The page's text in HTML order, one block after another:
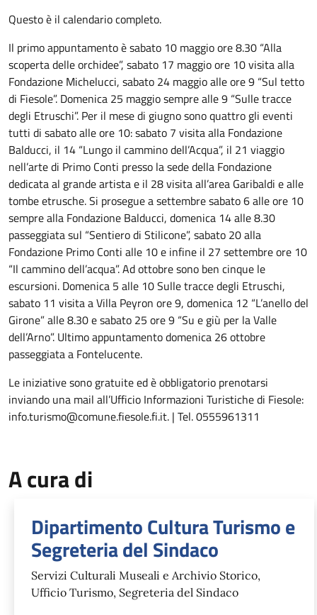
Questo è il calendario completo.
Il primo appuntamento è sabato 10 maggio ore 8.30 “Alla
scoperta delle orchidee”, sabato 17 maggio ore 10 visita alla
Fondazione Michelucci, sabato 24 maggio alle ore 9 “Sul tetto
di Fiesole”. Domenica 25 maggio sempre alle 9 “Sulle tracce
degli Etruschi”. Per il mese di giugno sono quattro gli eventi
tutti di sabato alle ore 10: sabato 7 visita alla Fondazione
Balducci, il 14 “Lungo il cammino dell’Acqua”, il 21 viaggio
nell’arte di Primo Conti presso la sede della Fondazione
dedicata al grande artista e il 28 visita all’area Garibaldi e alle
tombe etrusche. Si prosegue a settembre sabato 6 alle ore 10
sempre alla Fondazione Balducci, domenica 14 alle 8.30
passeggiata sul “Sentiero di Stilicone”, sabato 20 alla
Fondazione Primo Conti alle 10 e infine il 27 settembre ore 10
“Il cammino dell’acqua”. Ad ottobre sono ben cinque le
escursioni. Domenica 5 alle 10 Sulle tracce degli Etruschi,
sabato 11 visita a Villa Peyron ore 9, domenica 12 “L’anello del
Girone” alle 8.30 e sabato 25 ore 9 “Su e giù per la Valle
dell’Arno”. Ultimo appuntamento domenica 26 ottobre
passeggiata a Fontelucente.
Le iniziative sono gratuite ed è obbligatorio prenotarsi
inviando una mail all’Ufficio Informazioni Turistiche di Fiesole:
info.turismo@comune.fiesole.fi.it. | Tel. 0555961311
A cura di
Dipartimento Cultura Turismo e
Segreteria del Sindaco
Servizi Culturali Museali e Archivio Storico,
Ufficio Turismo, Segreteria del Sindaco